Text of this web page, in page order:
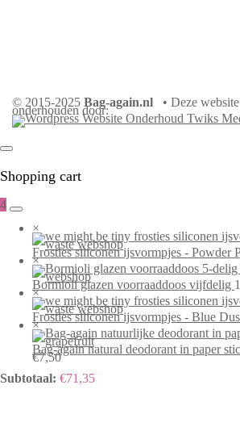
© 2015-2025 Bag-again.nl • Deze
onderhouden door:
Shopping cart
4
×
Frosties siliconen ijsvormpjes - Powder
×
Bormioli glazen voorraaddoos vijfdelig
×
Frosties siliconen ijsvormpjes - Blue
×
Bag-again natural deodorant in paper
€7,50
Subtotaal: €71,35